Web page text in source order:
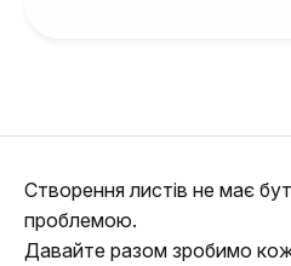
Створення листів не має
проблемою.
Давайте разом зробимо